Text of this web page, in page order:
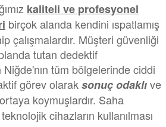
kaliteli ve profesyonel
birçok alanda kendini ıspatlamış
çalışmalardır. Müşteri güvenliği
tutan dedektif
Niğde'nın tüm bölgelerinde ciddi
görev olaraksonuç odaklıve
koymuşlardır. Saha
cihazların kullanılması